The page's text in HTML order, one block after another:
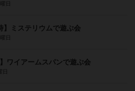
日
】ミステリウムで遊ぶ会
日
ワイアームスパンで遊ぶ会